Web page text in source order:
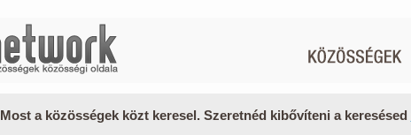
Most a közösségek közt keresel. Szeretnéd kibővíteni a keresésed